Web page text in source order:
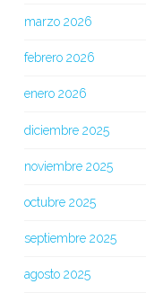
marzo 2026
febrero 2026
enero 2026
diciembre 2025
noviembre 2025
octubre 2025
septiembre 2025
agosto 2025